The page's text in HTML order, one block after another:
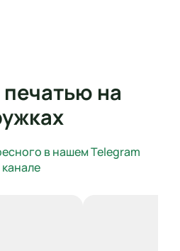
на
в нашем Telegram
канале